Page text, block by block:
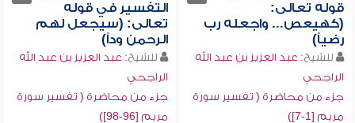
قوله تعالى:
(كهيعص... واجعله رب
رضياً)
للشيخ: عبد العزيز بن عبد الله
الراجحي
جزء من محاضرة ( تفسير سورة
مريم [1-7])
التفسير في قوله
تعالى: (سيجعل لهم
الرحمن وداً)
للشيخ: عبد العزيز بن عبد الله
الراجحي
جزء من محاضرة ( تفسير سورة
مريم [96-98])